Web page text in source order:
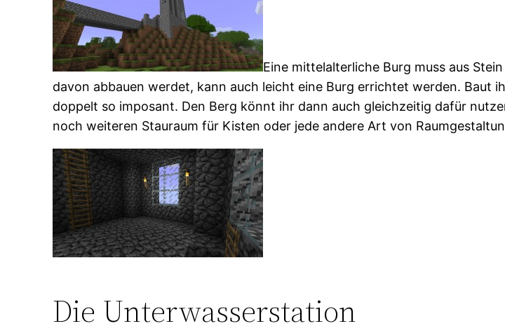
Eine mittelalterliche Burg muss aus
davon abbauen werdet, kann auch leicht eine Burg errichtet werden. Baut
doppelt so imposant. Den Berg könnt ihr dann auch gleichzeitig dafür
noch weiteren Stauraum für Kisten oder jede andere Art von
Die Unterwasserstation